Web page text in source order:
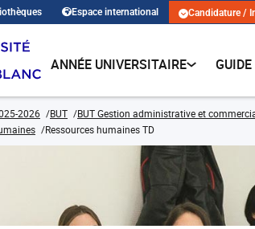
Espace international Candidature /
ANNÉE UNIVERSITAIRE
2026 BUT BUT Gestion administrative et
Ressources humaines TD